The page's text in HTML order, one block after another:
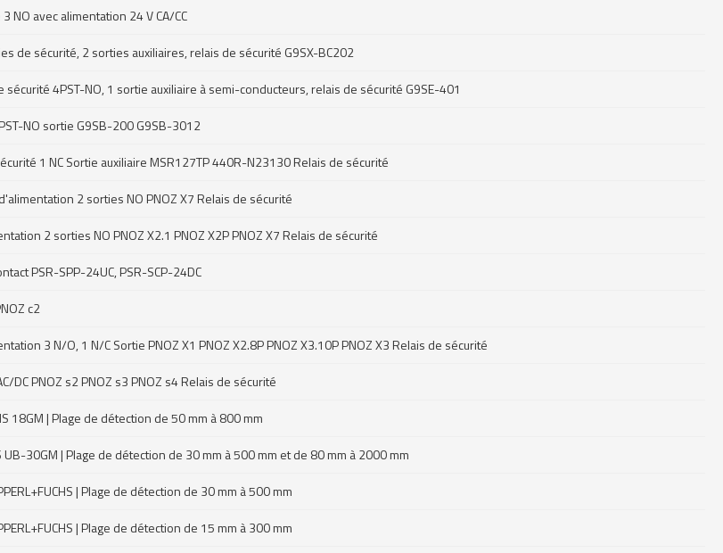
NO avec alimentation 24 V CA/CC
de sécurité, 2 sorties auxiliaires, relais de sécurité G9SX-BC202
4PST-NO, 1 sortie auxiliaire à semi-conducteurs, relais de sécurité G9SE-401
NO sortie G9SB-200 G9SB-3012
1 NC Sortie auxiliaire MSR127TP 440R-N23130 Relais de sécurité
2 sorties NO PNOZ X7 Relais de sécurité
2 sorties NO PNOZ X2.1 PNOZ X2P PNOZ X7 Relais de sécurité
PSR-SPP-24UC, PSR-SCP-24DC
c2
3 N/O, 1 N/C Sortie PNOZ X1 PNOZ X2.8P PNOZ X3.10P PNOZ X3 Relais de sécurité
DC PNOZ s2 PNOZ s3 PNOZ s4 Relais de sécurité
18GM | Plage de détection de 50 mm à 800 mm
30GM | Plage de détection de 30 mm à 500 mm et de 80 mm à 2000 mm
| Plage de détection de 30 mm à 500 mm
| Plage de détection de 15 mm à 300 mm